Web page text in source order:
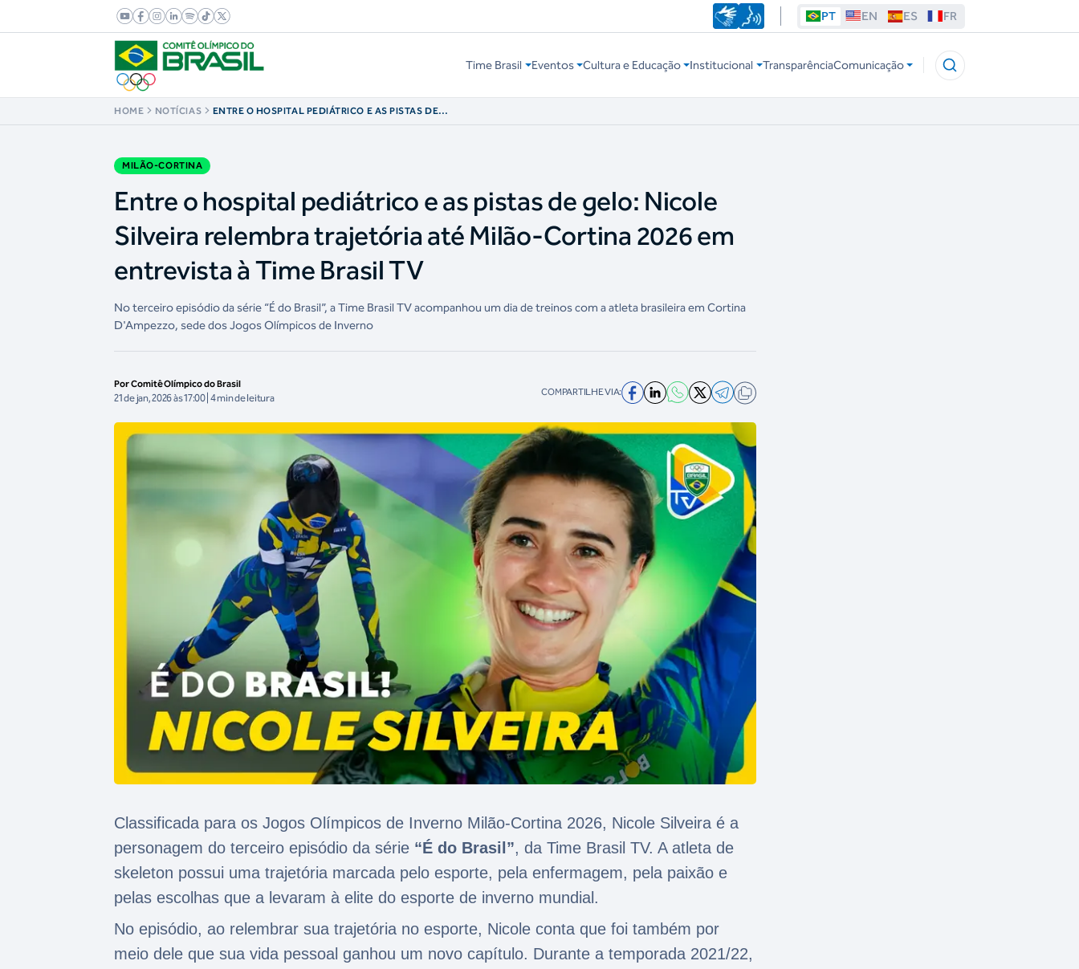
PT EN ES FR
Time Brasil Eventos Cultura e Educação Institucional TransparênciaComunicação
HOME NOTÍCIAS
ENTRE O HOSPITAL PEDIÁTRICO E AS PISTAS DE
MILÃO-CORTINA
Entre o hospital pediátrico e as pistas de gelo: Nicole
Silveira relembra trajetória até Milão-Cortina 2026 em
entrevista à Time Brasil TV
No terceiro episódio da série “É do Brasil”, a Time Brasil TV acompanhou um dia de treinos com a atleta brasileira em Cortina
D'Ampezzo, sede dos Jogos Olímpicos de Inverno
Por Comitê Olímpico do Brasil
21 de jan, 2026 às 17:00 | 4 min de leitura COMPARTILHE VIA:
Classificada para os Jogos Olímpicos de Inverno Milão-Cortina 2026, Nicole Silveira é a
personagem do terceiro episódio da série “É do Brasil”, da Time Brasil TV. A atleta de
skeleton possui uma trajetória marcada pelo esporte, pela enfermagem, pela paixão e
pelas escolhas que a levaram à elite do esporte de inverno mundial.
No episódio, ao relembrar sua trajetória no esporte, Nicole conta que foi também por
meio dele que sua vida pessoal ganhou um novo capítulo. Durante a temporada 2021/22,